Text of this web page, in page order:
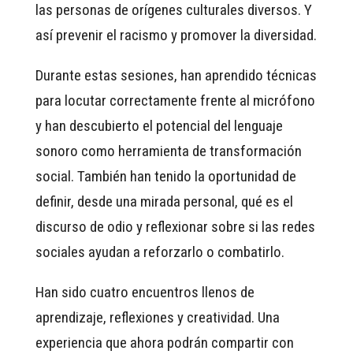
las personas de orígenes culturales diversos. Y
así prevenir el racismo y promover la diversidad.
Durante estas sesiones, han aprendido técnicas
para locutar correctamente frente al micrófono
y han descubierto el potencial del lenguaje
sonoro como herramienta de transformación
social. También han tenido la oportunidad de
definir, desde una mirada personal, qué es el
discurso de odio y reflexionar sobre si las redes
sociales ayudan a reforzarlo o combatirlo.
Han sido cuatro encuentros llenos de
aprendizaje, reflexiones y creatividad. Una
experiencia que ahora podrán compartir con